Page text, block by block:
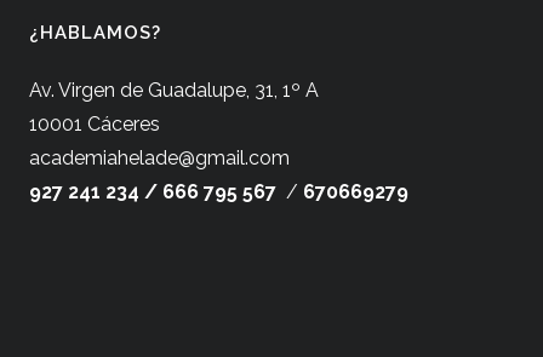
¿HABLAMOS?
Av. Virgen de Guadalupe, 31, 1º A
10001 Cáceres
academiahelade@gmail.com
927 241 234 / 666 795 567 / 670669279